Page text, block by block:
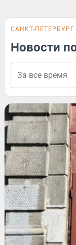
САНКТ-ПЕТЕРБУРГ
Новости